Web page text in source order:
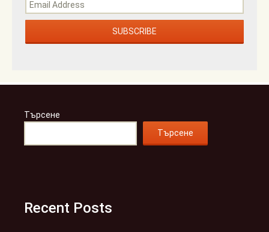
Търсене
Търсене
Recent Posts